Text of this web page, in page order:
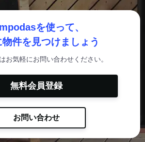
を使って、
件を見つけましょう
お気軽にお問い合わせください。
無料会員登録
お問い合わせ